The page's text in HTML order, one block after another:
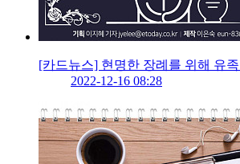
[카드뉴스] 현명한 장례를 위해 유
2022-12-16 08:28